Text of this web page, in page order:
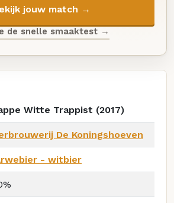
jouw match →
de snelle smaaktest →
Witte Trappist (2017)
De Koningshoeven
- witbier